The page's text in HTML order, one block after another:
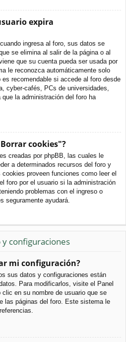
expira
ingresa al foro, sus datos se
se elimina al salir de la página o al
que su cuenta pueda ser usada por
le reconozca automáticamente solo
recomendable si accede al foro desde
cyber-cafés, PCs de universidades,
la administración del foro ha
cookies"?
creadas por phpBB, las cuales le
a determinados recursos del foro y
proveen funciones como leer el
foro por el usuario si la administración
problemas con el ingreso o
seguramente ayudará.
configuraciones
mi configuración?
sus datos y configuraciones están
Para modificarlos, visite el Panel
en su nombre de usuario que se
las páginas del foro. Este sistema le